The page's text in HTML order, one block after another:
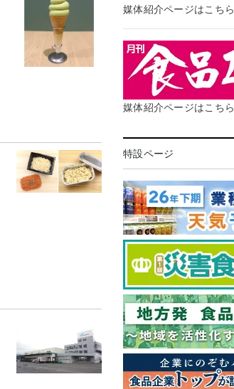
媒体紹介ページはこちら
媒体紹介ページはこちら
特設ページ